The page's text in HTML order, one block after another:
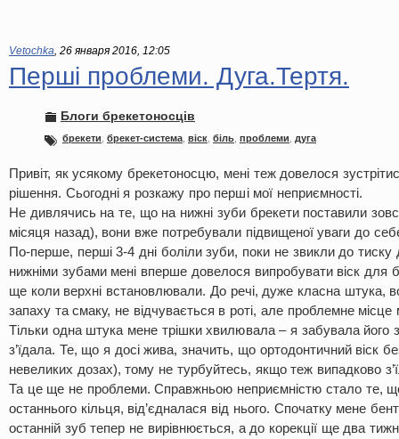
Vetochka, 26 января 2016, 12:05
Перші проблеми. Дуга.Тертя.
Блоги брекетоносців
брекети брекет-система віск біль проблеми дуга
Привіт, як усякому брекетоносцю, мені теж довелося
рішення. Сьогодні я розкажу про перші мої неприємності.
Не дивлячись на те, що на нижні зуби брекети поставили
місяця назад), вони вже потребували підвищеної уваги до
По-перше, перші 3-4 дні боліли зуби, поки не звикли до тиску
нижніми зубами мені вперше довелося випробувати віск для
ще коли верхні встановлювали. До речі, дуже класна штука,
запаху та смаку, не відчувається в роті, але проблемне
Тільки одна штука мене трішки хвилювала – я забувала його
з’їдала. Те, що я досі жива, значить, що ортодонтичний віск
невеликих дозах), тому не турбуйтесь, якщо теж випадково
Та це ще не проблеми. Справжньою неприємністю стало те,
останнього кільця, від’єдналася від нього. Спочатку мене
останній зуб тепер не вирівнюється, а до корекції ще два